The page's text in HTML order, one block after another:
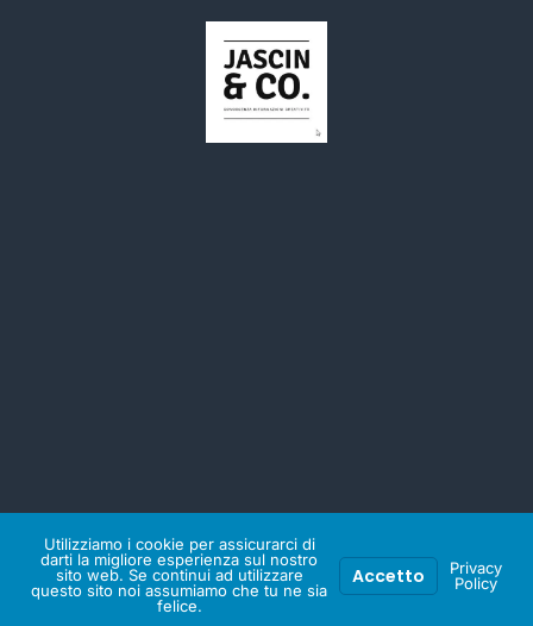
© 2026 Olga Jascin & Co.. Powered by Olga Jascin & Co.
Utilizziamo i cookie per assicurarci di
darti la migliore esperienza sul nostro
sito web. Se continui ad utilizzare
questo sito noi assumiamo che tu ne sia
felice.
Accetto
Privacy
Policy